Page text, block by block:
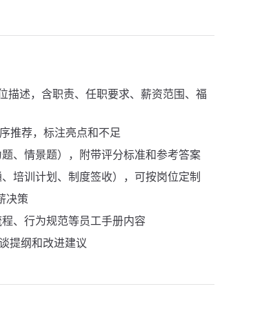
述，含职责、任职要求、薪资范围、福
推荐，标注亮点和不足
、情景题），附带评分标准和参考答案
培训计划、制度签收），可按岗位定制
决策
、行为规范等员工手册内容
提纲和改进建议